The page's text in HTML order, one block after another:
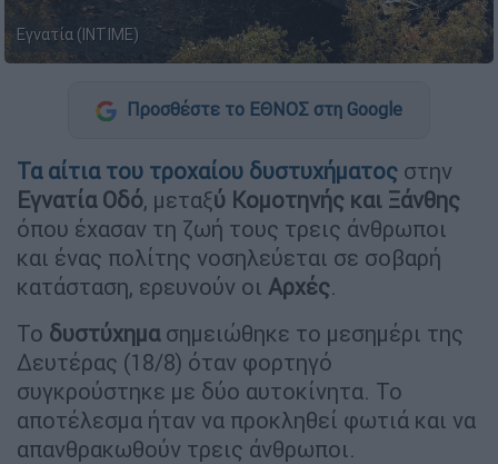
Εγνατία (INTIME)
Προσθέστε το ΕΘΝΟΣ στη Google
Τα αίτια του τροχαίου δυστυχήματος στην
Εγνατία Οδό, μεταξύ Κομοτηνής και Ξάνθης
όπου έχασαν τη ζωή τους τρεις άνθρωποι
και ένας πολίτης νοσηλεύεται σε σοβαρή
κατάσταση, ερευνούν οι Αρχές.
Το δυστύχημασημειώθηκε το μεσημέρι της
Δευτέρας (18/8) όταν φορτηγό
συγκρούστηκε με δύο αυτοκίνητα. Το
αποτέλεσμα ήταν να προκληθεί φωτιά και να
απανθρακωθούν τρεις άνθρωποι.